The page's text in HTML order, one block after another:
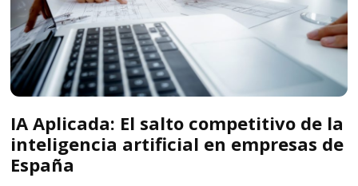
IA Aplicada: El salto competitivo de la
inteligencia artificial en empresas de
España